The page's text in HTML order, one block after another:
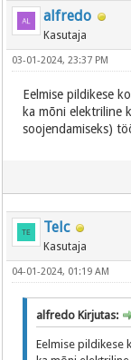
alfredo
Kasutaja
03-01-2024, 23:37 PM
Eelmise pildikese
ka mõni elektriline
soojendamiseks)
Telc
Kasutaja
04-01-2024, 01:19 AM
alfredo Kirjutas:
Eelmise pildikese